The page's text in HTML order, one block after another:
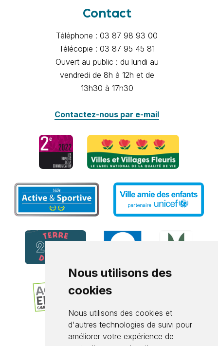
Nous utilisons des
cookies
Nous utilisons des cookies et
d'autres technologies de suivi pour
améliorer votre expérience de
Contact
Téléphone : 03 87 98 93 00
Télécopie : 03 87 95 45 81
Ouvert au public : du lundi au
vendredi de 8h à 12h et de
13h30 à 17h30
Contactez-nous par e-mail